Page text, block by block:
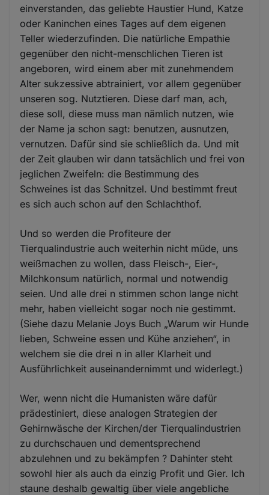
einverstanden, das geliebte Haustier Hund, Katze
oder Kaninchen eines Tages auf dem eigenen
Teller wiederzufinden. Die natürliche Empathie
gegenüber den nicht-menschlichen Tieren ist
angeboren, wird einem aber mit zunehmendem
Alter sukzessive abtrainiert, vor allem gegenüber
unseren sog. Nutztieren. Diese darf man, ach,
diese soll, diese muss man nämlich nutzen, wie
der Name ja schon sagt: benutzen, ausnutzen,
vernutzen. Dafür sind sie schließlich da. Und mit
der Zeit glauben wir dann tatsächlich und frei von
jeglichen Zweifeln: die Bestimmung des
Schweines ist das Schnitzel. Und bestimmt freut
es sich auch schon auf den Schlachthof.
Und so werden die Profiteure der
Tierqualindustrie auch weiterhin nicht müde, uns
weißmachen zu wollen, dass Fleisch-, Eier-,
Milchkonsum natürlich, normal und notwendig
seien. Und alle drei n stimmen schon lange nicht
mehr, haben vielleicht sogar noch nie gestimmt.
(Siehe dazu Melanie Joys Buch „Warum wir Hunde
lieben, Schweine essen und Kühe anziehen“, in
welchem sie die drei n in aller Klarheit und
Ausführlichkeit auseinandernimmt und widerlegt.)
Wer, wenn nicht die Humanisten wäre dafür
prädestiniert, diese analogen Strategien der
Gehirnwäsche der Kirchen/der Tierqualindustrien
zu durchschauen und dementsprechend
abzulehnen und zu bekämpfen ? Dahinter steht
sowohl hier als auch da einzig Profit und Gier. Ich
staune deshalb gewaltig über viele angebliche